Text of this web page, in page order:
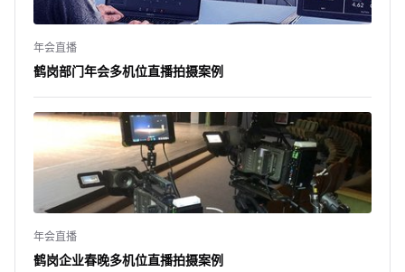
年会直播
鹤岗部门年会多机位直播拍摄案例
年会直播
鹤岗企业春晚多机位直播拍摄案例